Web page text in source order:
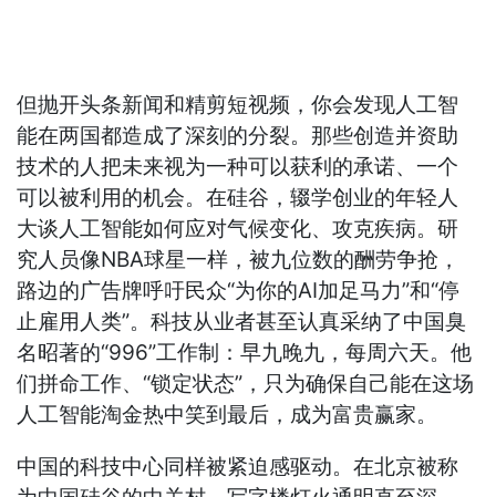
但抛开头条新闻和精剪短视频，你会发现人工智
能在两国都造成了深刻的分裂。那些创造并资助
技术的人把未来视为一种可以获利的承诺、一个
可以被利用的机会。在硅谷，辍学创业的年轻人
大谈人工智能如何应对气候变化、攻克疾病。研
究人员像NBA球星一样，被九位数的酬劳争抢，
路边的广告牌呼吁民众“为你的AI加足马力”和“停
止雇用人类”。科技从业者甚至认真采纳了中国臭
名昭著的“996”工作制：早九晚九，每周六天。他
们拼命工作、“锁定状态”，只为确保自己能在这场
人工智能淘金热中笑到最后，成为富贵赢家。
中国的科技中心同样被紧迫感驱动。在北京被称